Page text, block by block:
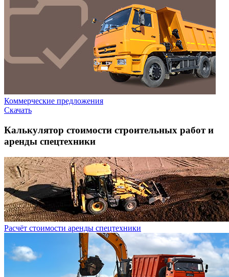
Коммерческие предложения
Скачать
Калькулятор стоимости строительных работ и
аренды спецтехники
Расчёт стоимости аренды спецтехники